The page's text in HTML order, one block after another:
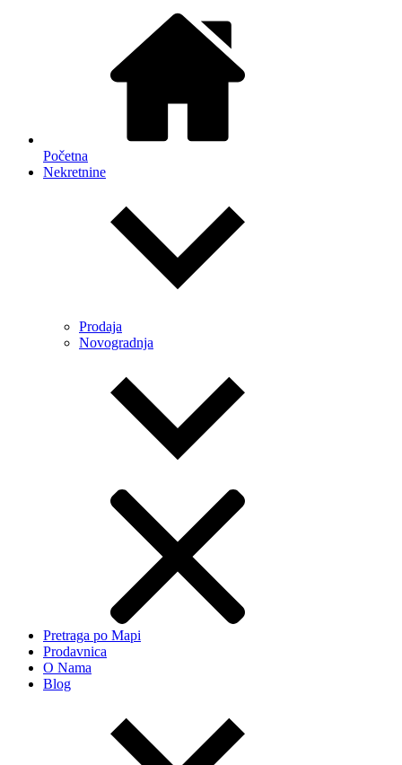
Početna
Nekretnine
Prodaja
Novogradnja
Pretraga po Mapi
Prodavnica
O Nama
Blog